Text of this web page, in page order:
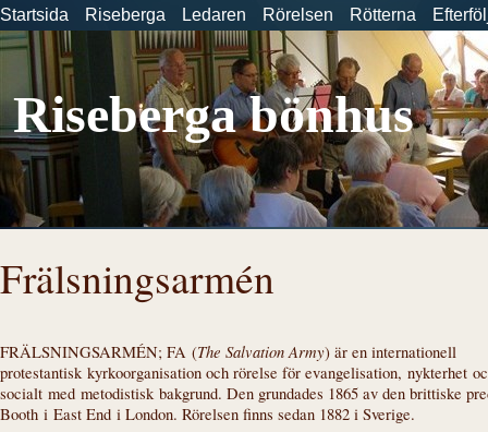
Startsida Riseberga Ledaren Rörelsen Rötterna
Riseberga bönhus
Frälsningsarmén
FRÄLSNINGSARMÉN; FA (The Salvation Army) är en internationell
protestantisk kyrkoorganisation och rörelse för evangelisation, nykterhet
socialt med metodistisk bakgrund. Den grundades 1865 av den brittiske
Booth i East End i London. Rörelsen finns sedan 1882 i Sverige.